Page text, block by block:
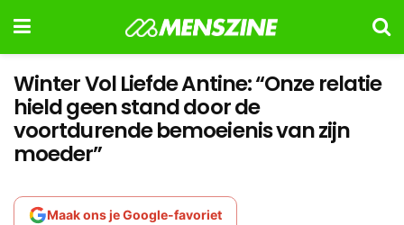
Winter Vol Liefde Antine: “Onze relatie
hield geen stand door de
voortdurende bemoeienis van zijn
moeder”
Maak ons je Google-favoriet